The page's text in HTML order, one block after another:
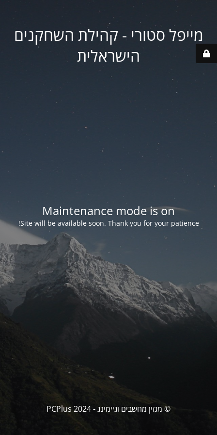
מייפל סטורי - קהילת השחקנים
הישראלית
Maintenance mode is on
Site will be available soon. Thank you for your patience!
© מגזין מחשבים וגיימינג - PCPlus 2024